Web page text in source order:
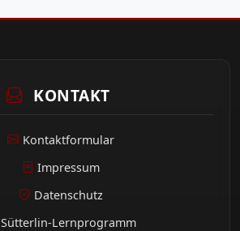
KONTAKT
Kontaktformular
Impressum
Datenschutz
Sütterlin-Lernprogramm